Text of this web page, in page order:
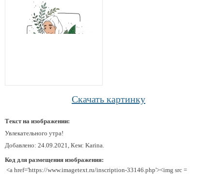
Скачать картинку
Текст на изображении:
Увлекательного утра!
Добавлено: 24.09.2021, Кем: Karina.
Код для размещения изображения:
<a href='https://www.imagetext.ru/inscription-33146.php'><img src =